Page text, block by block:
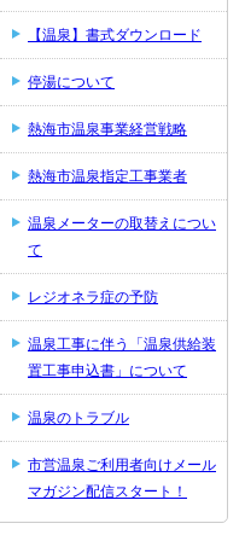
【温泉】書式ダウンロード
停湯について
熱海市温泉事業経営戦略
熱海市温泉指定工事業者
温泉メーターの取替えについ
て
レジオネラ症の予防
温泉工事に伴う「温泉供給装
置工事申込書」について
温泉のトラブル
市営温泉ご利用者向けメール
マガジン配信スタート！